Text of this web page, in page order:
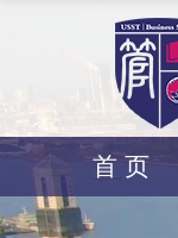
首 页